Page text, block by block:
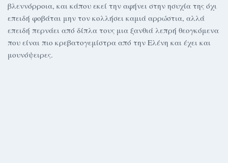
βλεννόρροια, και κάπου εκεί την αφήνει στην ησυχία της όχι
επειδή φοβάται μην τον κολλήσει καμιά αρρώστια, αλλά
επειδή περνάει από δίπλα τους μια ξανθιά λεπρή θεογκόμενα
που είναι πιο κρεβατογεμίστρα από την Ελένη και έχει και
μουνόψειρες.